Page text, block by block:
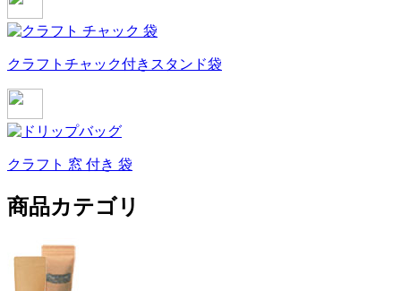
クラフトチャック付きスタンド袋
クラフト 窓 付き 袋
商品カテゴリ